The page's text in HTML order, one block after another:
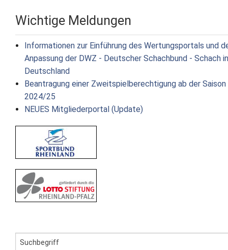
Wichtige Meldungen
Informationen zur Einführung des Wertungsportals und
Anpassung der DWZ - Deutscher Schachbund - Schach in
Deutschland
Beantragung einer Zweitspielberechtigung ab der Saison
2024/25
NEUES Mitgliederportal (Update)